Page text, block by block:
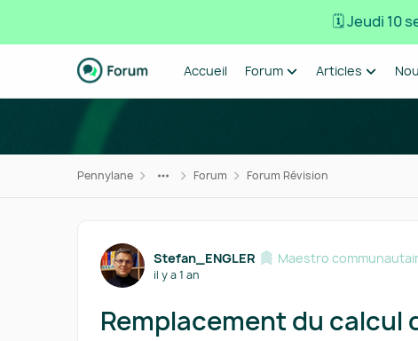
🗓️ Jeudi 10
Passer au contenu
Accueil Forum Articles
Pennylane Forum Forum Révision
Forum Discussion
Stefan_ENGLER Maestro
il y a 1 an
Remplacement du calcul